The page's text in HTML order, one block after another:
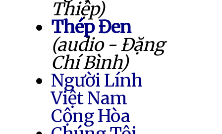
Thiệp)
Thép Đen
(audio - Đặng
Chí Bình)
Người Lính
Việt Nam
Cộng Hòa